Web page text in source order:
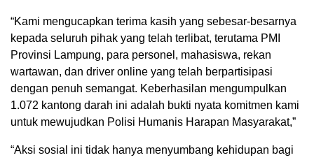
“Kami mengucapkan terima kasih yang sebesar-besarnya
kepada seluruh pihak yang telah terlibat, terutama PMI
Provinsi Lampung, para personel, mahasiswa, rekan
wartawan, dan driver online yang telah berpartisipasi
dengan penuh semangat. Keberhasilan mengumpulkan
1.072 kantong darah ini adalah bukti nyata komitmen kami
untuk mewujudkan Polisi Humanis Harapan Masyarakat,”
“Aksi sosial ini tidak hanya menyumbang kehidupan bagi